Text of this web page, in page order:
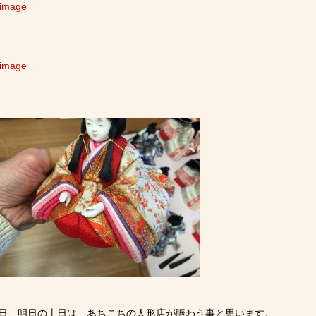
、明日の土日は、あちこちの人形店が賑わう事と思います。